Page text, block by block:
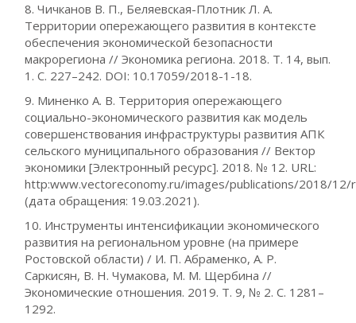
8. Чичканов В. П., Беляевская-Плотник Л. А.
Территории опережающего развития в контексте
обеспечения экономической безопасности
макрорегиона // Экономика региона. 2018. Т. 14, вып.
1. С. 227–242. DOI: 10.17059/2018-1-18.
9. Миненко А. В. Территория опережающего
социально-экономического развития как модель
совершенствования инфраструктуры развития АПК
сельского муниципального образования // Вектор
экономики [Электронный ресурс]. 2018. № 12. URL:
http:www.vectoreconomy.ru/images/publications/2018/12/
(дата обращения: 19.03.2021).
10. Инструменты интенсификации экономического
развития на региональном уровне (на примере
Ростовской области) / И. П. Абраменко, А. Р.
Саркисян, В. Н. Чумакова, М. М. Щербина //
Экономические отношения. 2019. Т. 9, № 2. С. 1281–
1292.